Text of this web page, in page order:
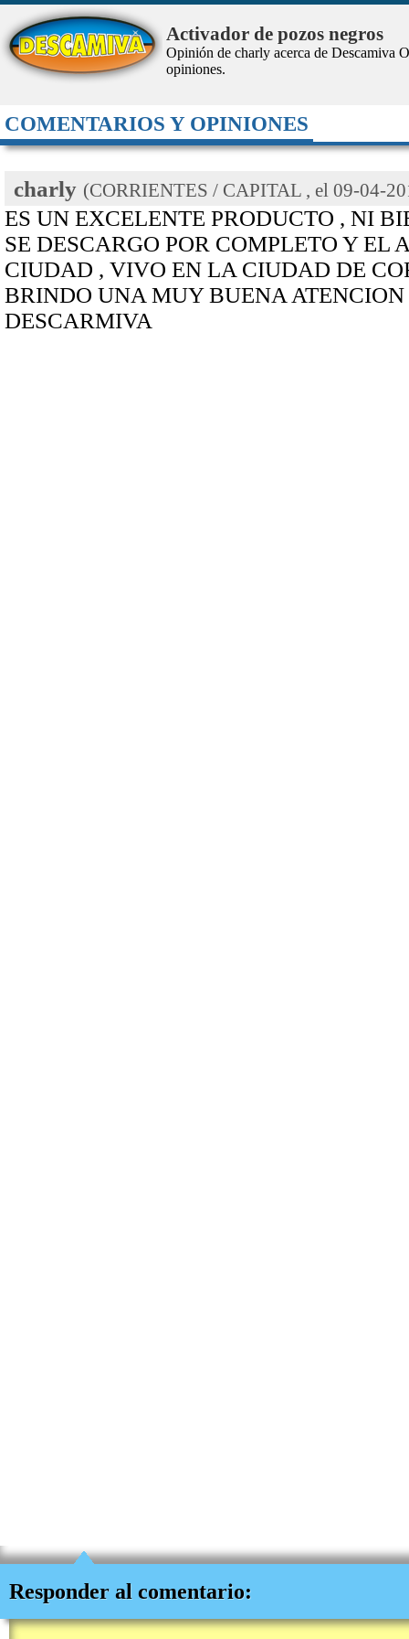
Responder al comentario:
COMENTARIOS Y OPINIONES
Activador de pozos negros
Opinión de charly acerca de Descamiva
opiniones.
charly (CORRIENTES / CAPITAL , el 09-04-
ES UN EXCELENTE PRODUCTO , NI
SE DESCARGO POR COMPLETO Y EL
CIUDAD , VIVO EN LA CIUDAD DE
BRINDO UNA MUY BUENA
DESCARMIVA